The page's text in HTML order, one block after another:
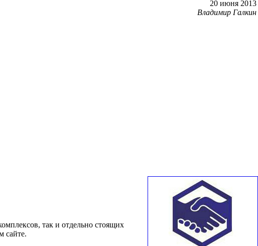
20 июня 2013
Владимир Галкин
так и отдельно стоящих
сайте.